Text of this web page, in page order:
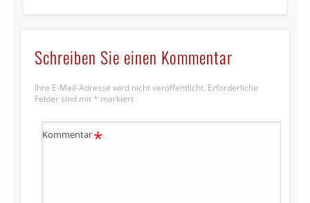
Schreiben Sie einen Kommentar
Ihre E-Mail-Adresse wird nicht veröffentlicht. Erforderliche
Felder sind mit * markiert
Kommentar*